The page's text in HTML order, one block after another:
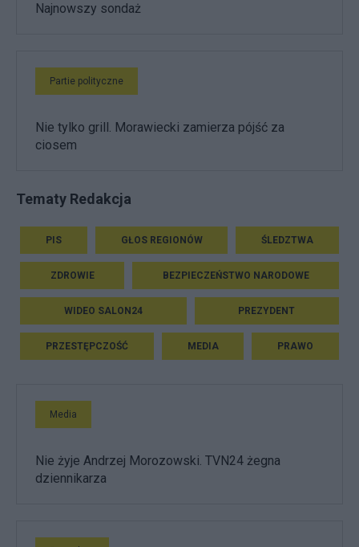
Najnowszy sondaż
Partie polityczne
Nie tylko grill. Morawiecki zamierza pójść za
ciosem
Tematy Redakcja
PIS GŁOS REGIONÓW ŚLEDZTWA
ZDROWIE BEZPIECZEŃSTWO NARODOWE
WIDEO SALON24 PREZYDENT
PRZESTĘPCZOŚĆ MEDIA PRAWO
Media
Nie żyje Andrzej Morozowski. TVN24 żegna
dziennikarza